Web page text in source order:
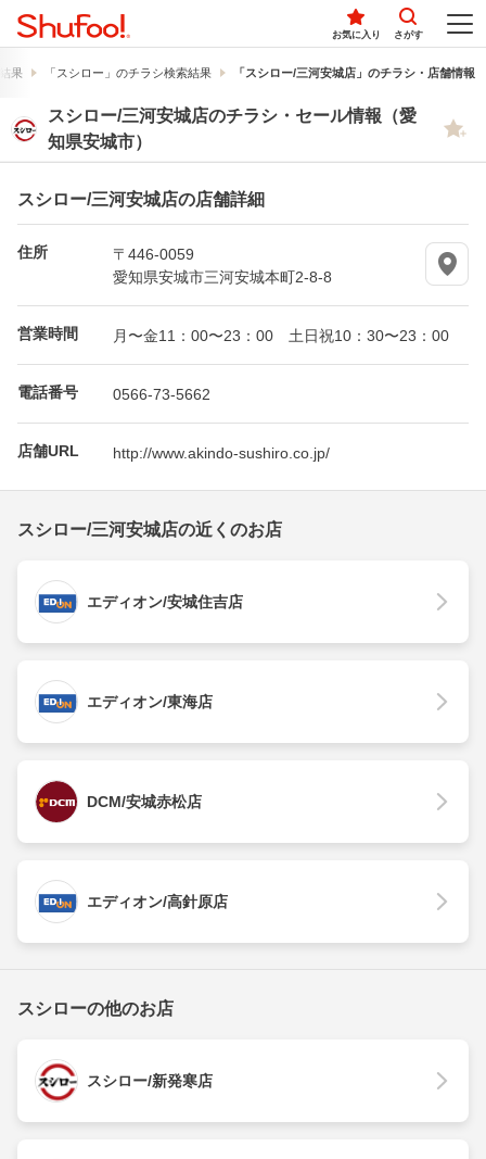
お気に入り さがす
果 「スシロー」のチラシ検索結果 「スシロー/三河安城店」のチラシ・店舗情報
スシロー/三河安城店のチラシ・セール情報（愛
知県安城市）
スシロー/三河安城店の店舗詳細
住所
〒446-0059
愛知県安城市三河安城本町2-8-8
営業時間 月〜金11：00〜23：00 土日祝10：30〜23：00
電話番号 0566-73-5662
店舗URL http://www.akindo-sushiro.co.jp/
スシロー/三河安城店の近くのお店
エディオン/安城住吉店
エディオン/東海店
DCM/安城赤松店
エディオン/高針原店
スシローの他のお店
スシロー/新発寒店